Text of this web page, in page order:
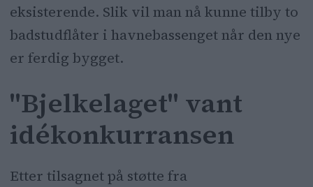
eksisterende. Slik vil man nå kunne tilby to
badstudflåter i havnebassenget når den nye
er ferdig bygget.
"Bjelkelaget" vant
idékonkurransen
Etter tilsagnet på støtte fra